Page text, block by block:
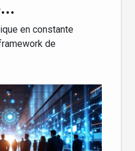
les plus
?
en constante
de